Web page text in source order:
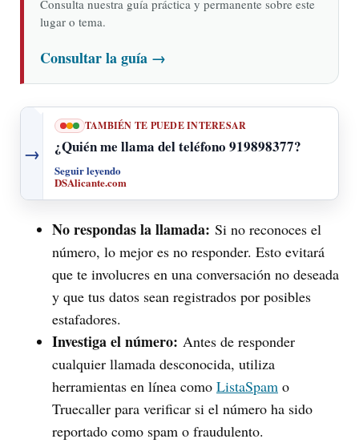
Consulta nuestra guía práctica y permanente sobre este
lugar o tema.
Consultar la guía →
→
TAMBIÉN TE PUEDE INTERESAR
¿Quién me llama del teléfono 919898377?
Seguir leyendo
DSAlicante.com
No respondas la llamada: Si no reconoces el
número, lo mejor es no responder. Esto evitará
que te involucres en una conversación no deseada
y que tus datos sean registrados por posibles
estafadores.
Investiga el número: Antes de responder
cualquier llamada desconocida, utiliza
herramientas en línea como ListaSpam o
Truecaller para verificar si el número ha sido
reportado como spam o fraudulento.